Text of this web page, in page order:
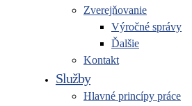
Zverejňovanie
Výročné správy
Ďalšie
Kontakt
Služby
Hlavné princípy práce